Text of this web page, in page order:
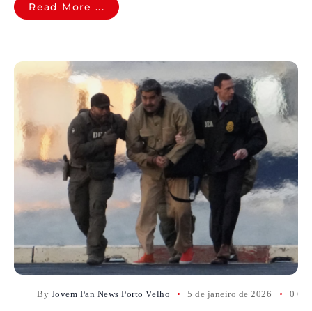
Read More ...
By Jovem Pan News Porto Velho 5 de janeiro de 2026 0